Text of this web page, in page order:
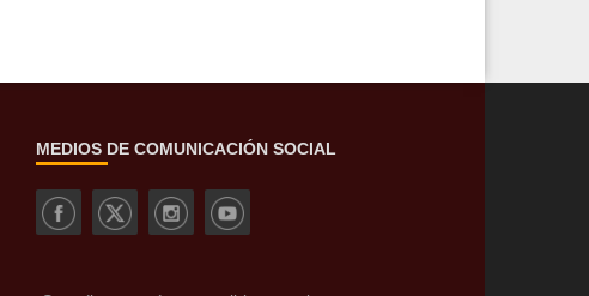
MEDIOS DE COMUNICACIÓN SOCIAL